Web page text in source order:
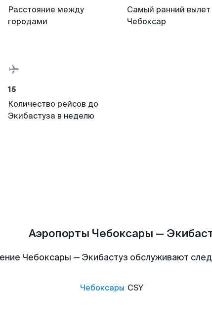
Расстояние между
городами
Самый ранний вылет
Чебоксар
15
Количество рейсов до
Экибастуза в неделю
Аэропорты Чебоксары —
Чебоксары — Экибастуз обслуживают
Чебоксары CSY